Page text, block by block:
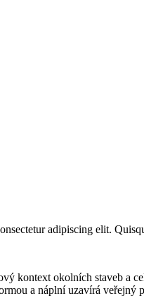
adipiscing elit.
kontext okolních staveb a
a náplní uzavírá veřejný